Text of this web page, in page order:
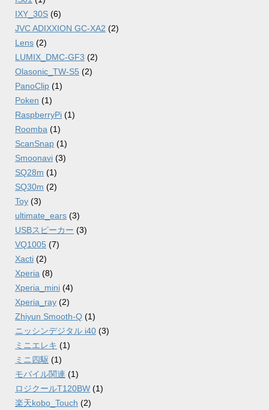
IXY_30S (6)
JVC ADIXXION GC-XA2 (2)
Lens (2)
LUMIX_DMC-GF3 (2)
Olasonic_TW-S5 (2)
PanoClip (1)
Poken (1)
RaspberryPi (1)
Roomba (1)
ScanSnap (1)
Smoonavi (3)
SQ28m (1)
SQ30m (2)
Toy (3)
ultimate_ears (3)
USBスピーカー (3)
VQ1005 (7)
Xacti (2)
Xperia (8)
Xperia_mini (4)
Xperia_ray (2)
Zhiyun Smooth-Q (1)
ニッシンデジタル i40 (3)
ミニエレキ (1)
ミニ四駆 (1)
モバイル関連 (1)
ロジクールT120BW (1)
楽天kobo_Touch (2)